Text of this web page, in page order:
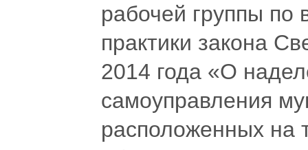
рабочей группы по
практики закона
2014 года «О
самоуправления
расположенных на